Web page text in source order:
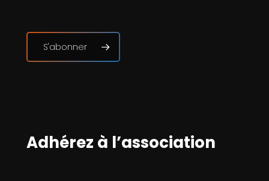
S'abonner
Adhérez à l’association